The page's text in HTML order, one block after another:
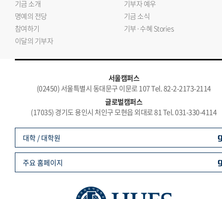
기금 소개
기부자 예우
명예의 전당
기금 소식
참여하기
기부·수혜 Stories
이달의 기부자
서울캠퍼스
(02450) 서울특별시 동대문구 이문로 107 Tel. 82-2-2173-2114
글로벌캠퍼스
(17035) 경기도 용인시 처인구 모현읍 외대로 81 Tel. 031-330-4114
대학 / 대학원
주요 홈페이지